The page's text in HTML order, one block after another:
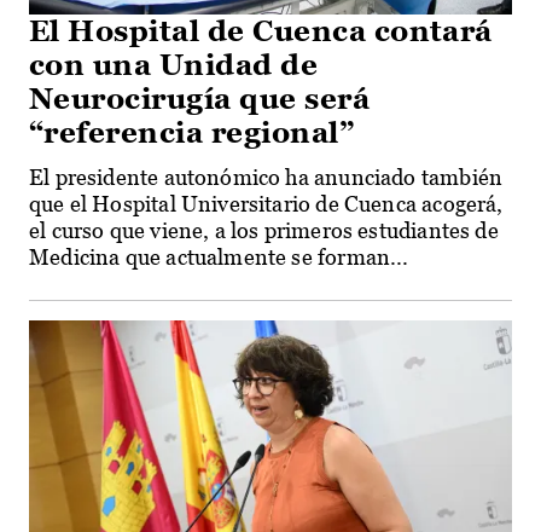
El Hospital de Cuenca contará
con una Unidad de
Neurocirugía que será
“referencia regional”
El presidente autonómico ha anunciado también
que el Hospital Universitario de Cuenca acogerá,
el curso que viene, a los primeros estudiantes de
Medicina que actualmente se forman...